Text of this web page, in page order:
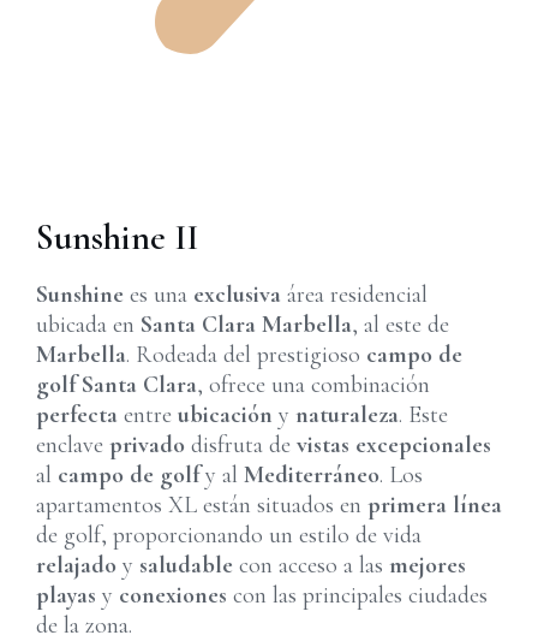
Sunshine II
Sunshine es una exclusiva área residencial
ubicada en Santa Clara Marbella, al este de
Marbella. Rodeada del prestigioso campo de
golf Santa Clara, ofrece una combinación
perfecta entre ubicación y naturaleza. Este
enclave privado disfruta de vistas excepcionales
al campo de golfy al Mediterráneo. Los
apartamentos XL están situados en primera línea
de golf, proporcionando un estilo de vida
relajado y saludable con acceso a las mejores
playas y conexiones con las principales ciudades
de la zona.